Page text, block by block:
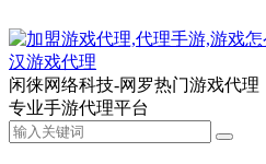
闲徕网络科技-网罗热门游戏代理
专业手游代理平台